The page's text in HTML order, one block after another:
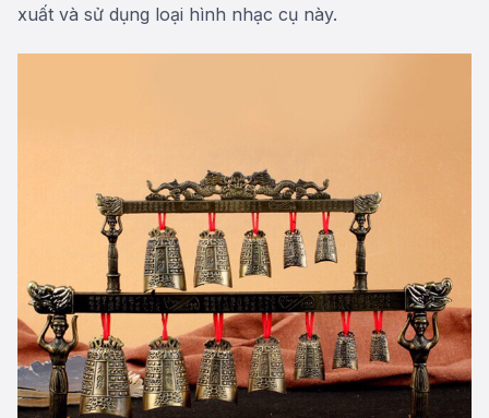
xuất và sử dụng loại hình nhạc cụ này.